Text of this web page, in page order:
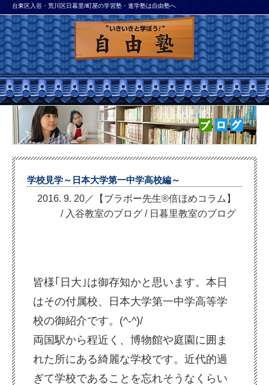
台東区入谷・荒川区日暮里/町屋の学習塾・進学塾は自由塾へ
学校見学～日本大学第一中学高校編～
2016. 9. 20／【ブラボー先生®倍ほめコラム】
/ 入谷教室のブログ / 日暮里教室のブログ
皆様｢日大｣は御存知かと思います。本日
はその付属校、
日本大学第一中学高等学
校の御紹介です。(^-^)/
両国駅から程近く、博物館や庭園に囲ま
れた所にある綺麗な学校です。近代的過
ぎて学校であることを忘れそうなくらい